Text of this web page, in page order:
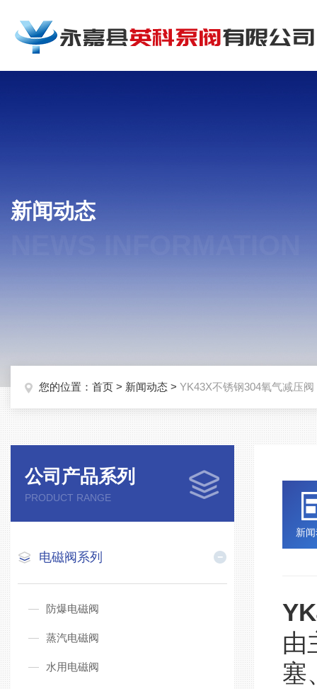
新闻动态
您的位置： 首页 > 新闻动态 > YK43X不锈钢304氧气减压阀
公司产品系列
PRODUCT RANGE
电磁阀系列
防爆电磁阀
蒸汽电磁阀
水用电磁阀
新
由
塞